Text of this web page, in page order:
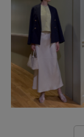
コントラスト
シャツ シャ
シンプル シ
スカーフ ス
スッキリ ス